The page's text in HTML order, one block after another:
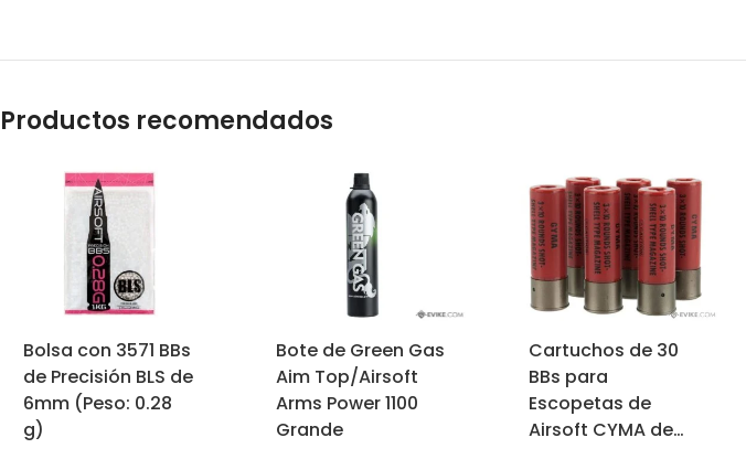
Productos recomendados
Bolsa con 3571 BBs
de Precisión BLS de
6mm (Peso: 0.28
g)
Bote de Green Gas
Aim Top/Airsoft
Arms Power 1100
Grande
Cartuchos de 30
BBs para
Escopetas de
Airsoft CYMA de